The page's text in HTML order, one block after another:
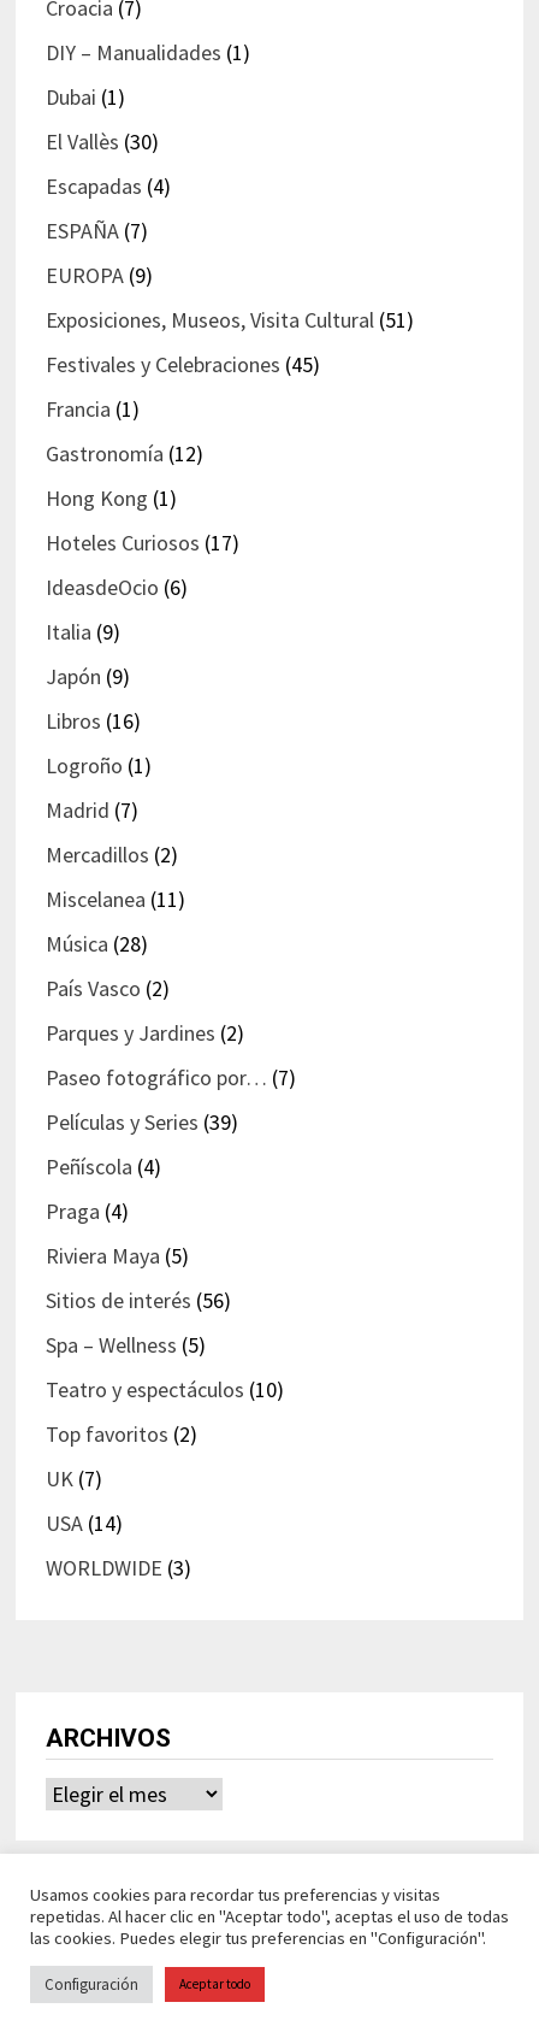
Croacia (7)
DIY – Manualidades (1)
Dubai (1)
El Vallès (30)
Escapadas (4)
ESPAÑA(7)
EUROPA(9)
Exposiciones, Museos, Visita Cultural(51)
Festivales y Celebraciones (45)
Francia (1)
Gastronomía (12)
Hong Kong (1)
Hoteles Curiosos (17)
IdeasdeOcio (6)
Italia (9)
Japón (9)
Libros (16)
Logroño (1)
Madrid (7)
Mercadillos (2)
Miscelanea (11)
Música (28)
País Vasco (2)
Parques y Jardines (2)
Paseo fotográfico por… (7)
Películas y Series (39)
Peñíscola (4)
Praga (4)
Riviera Maya (5)
Sitios de interés (56)
Spa – Wellness (5)
Teatro y espectáculos (10)
Top favoritos (2)
UK(7)
USA(14)
WORLDWIDE (3)
ARCHIVOS
Archivos
Ideasdeocio Funciona conWordPress
Usamos cookies para recordar tus preferencias y visitas
repetidas. Al hacer clic en "Aceptar todo", aceptas el uso de todas
las cookies. Puedes elegir tus preferencias en "Configuración".
Configuración Aceptar todo